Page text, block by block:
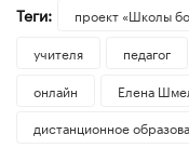
Теги:
проект «Школы
учителя
педагог
онлайн
Елена
дистанционное